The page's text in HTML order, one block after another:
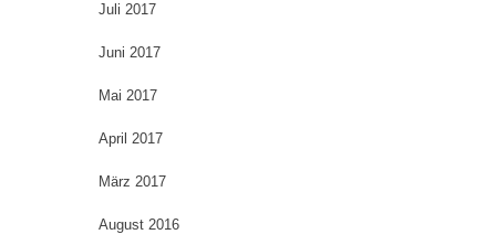
Juli 2017
Juni 2017
Mai 2017
April 2017
März 2017
August 2016